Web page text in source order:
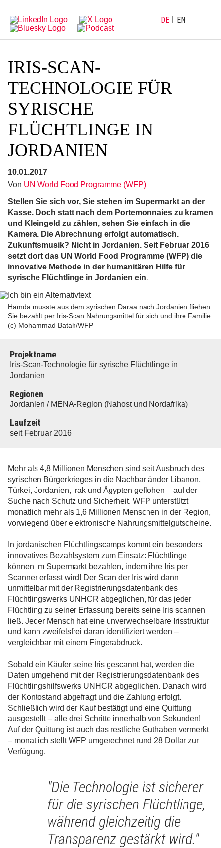
Hauptnavigation
Inhalt
DE EN
IRIS-SCAN-
TECHNOLOGIE FÜR
SYRISCHE
FLÜCHTLINGE IN
JORDANIEN
10.01.2017
Von UN World Food Programme (WFP)
Stellen Sie sich vor, Sie stehen im Supermarkt an der
Kasse. Doch statt nach dem Portemonnaies zu kramen
und Kleingeld zu zählen, sehen Sie einfach in die
Kamera. Die Abrechnung erfolgt automatisch.
Zukunftsmusik? Nicht in Jordanien. Seit Februar 2016
setzt dort das UN World Food Programme (WFP) die
innovative Methode in der humanitären Hilfe für
syrische Flüchtlinge in Jordanien ein.
Hamda musste aus dem syrischen Daraa nach Jordanien fliehen.
Sie bezahlt per Iris-Scan Nahrungsmittel für sich und ihre Familie.
(c) Mohammad Batah/WFP
Projektname
ris-Scan-Technologie für syrische Flüchtlinge in
Jordanien
Regionen
Jordanien / MENA-Region (Nahost und Nordafrika)
Laufzeit
seit Februar 2016
Mehr als 4,8 Millionen Menschen sind seit Ausbruch des
syrischen Bürgerkrieges in die Nachbarländer Libanon,
Türkei, Jordanien, Irak und Ägypten geflohen – auf der
Suche nach Schutz und Sicherheit. WFP unterstützt
monatlich mehr als 1,6 Millionen Menschen in der Region,
vorwiegend über elektronische Nahrungsmittelgutscheine.
In jordanischen Flüchtlingscamps kommt ein besonders
innovatives Bezahlsystem zum Einsatz: Flüchtlinge
können im Supermarkt bezahlen, indem ihre Iris per
Scanner erfasst wird! Der Scan der Iris wird dann
unmittelbar mit der Registrierungsdatenbank des
Flüchtlingswerks UNHCR abgeglichen, für das jeder
Flüchtling zu seiner Erfassung bereits seine Iris scannen
ließ. Jeder Mensch hat eine unverwechselbare Irisstruktur
und kann zweifelsfrei daran identifiziert werden –
vergleichbar mit einem Fingerabdruck.
Sobald ein Käufer seine Iris gescannt hat, werden die
Daten umgehend mit der Registrierungsdatenbank des
Flüchtlingshilfswerks UNHCR abgeglichen. Danach wird
der Kontostand abgefragt und die Zahlung erfolgt.
Schließlich wird der Kauf bestätigt und eine Quittung
ausgestellt – alle drei Schritte innerhalb von Sekunden!
Auf der Quittung ist auch das restliche Guthaben vermerkt
– monatlich stellt WFP umgerechnet rund 28 Dollar zur
Verfügung.
"Die Technologie ist sicherer
für die syrischen Flüchtlinge,
während gleichzeitig die
Transparenz gestärkt wird."